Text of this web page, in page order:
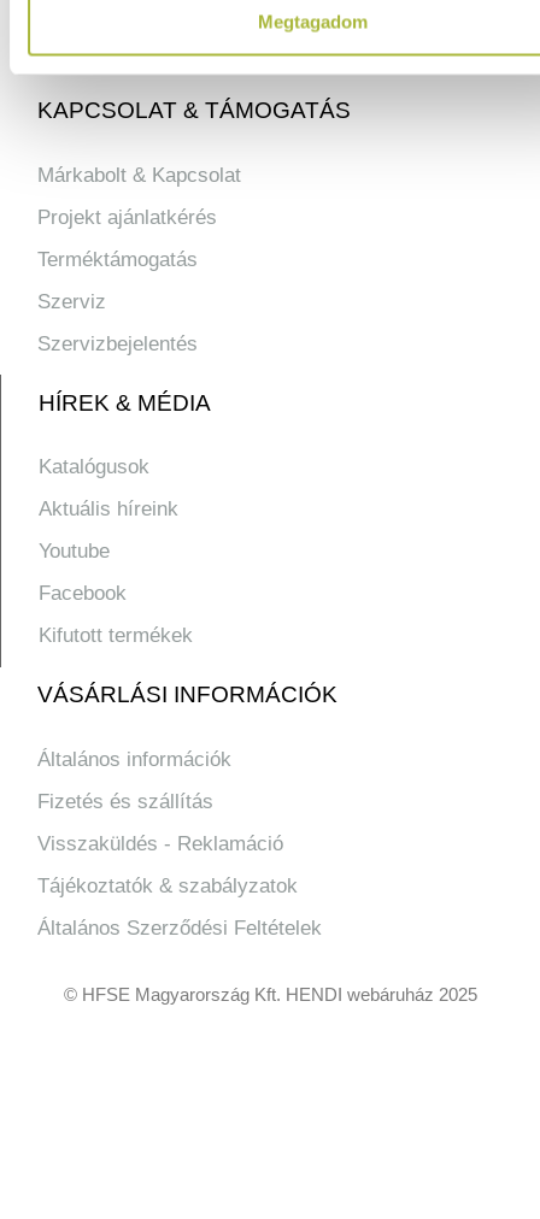
Megtagadom
KAPCSOLAT & TÁMOGATÁS
Márkabolt & Kapcsolat
Projekt ajánlatkérés
Terméktámogatás
Szerviz
Szervizbejelentés
HÍREK & MÉDIA
Katalógusok
Aktuális híreink
Youtube
Facebook
Kifutott termékek
VÁSÁRLÁSI INFORMÁCIÓK
Általános információk
Fizetés és szállítás
Visszaküldés - Reklamáció
Tájékoztatók & szabályzatok
Általános Szerződési Feltételek
© HFSE Magyarország Kft. HENDI webáruház 2025